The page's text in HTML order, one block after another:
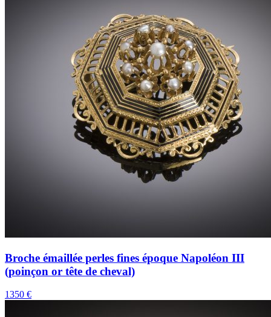
Broche émaillée perles fines époque Napoléon III
(poinçon or tête de cheval)
1350 €